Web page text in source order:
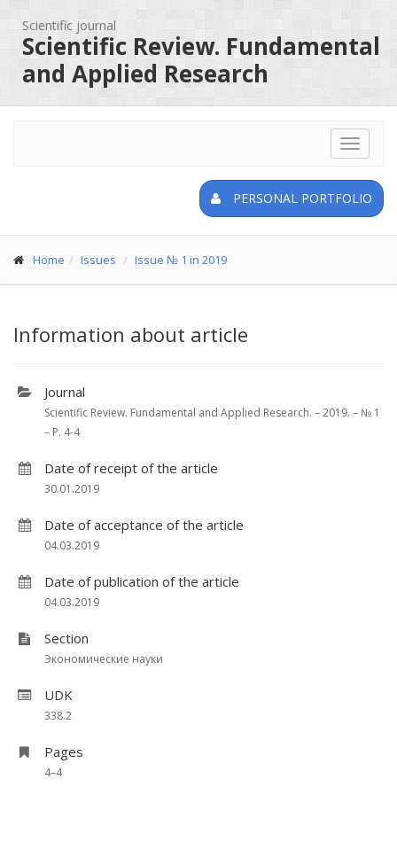
Scientific journal
Scientific Review. Fundamental
and Applied Research
Toggle
PERSONAL PORTFOLIO
Home Issues Issue № 1 in 2019
Information about article
Journal
Scientific Review. Fundamental and Applied Research. – 2019. – № 1
– P. 4-4
Date of receipt of the article
30.01.2019
Date of acceptance of the article
04.03.2019
Date of publication of the article
04.03.2019
Section
Экономические науки
UDK
338.2
Pages
4–4